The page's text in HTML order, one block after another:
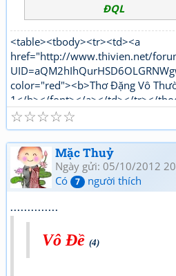
ĐQL
<table><tbody><tr><td><a
href="http://www.thivien.net/
color="red"><b>Thơ Đặng Vô
1</b></font></a></td></tr></
<table><tbody><tr><td><a
href="http://www.thivien.net/
Đặng Vô Thường Thơ mới - tập
</tbody></table>
☆
☆
☆
☆
☆
Mặc Thuỷ
Ngày gửi: 05/10/2012
Có
7
người thích
..............
Vô Đề (4)